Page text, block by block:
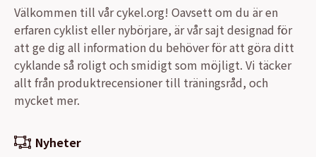
Välkommen till vår cykel.org! Oavsett om du är en
erfaren cyklist eller nybörjare, är vår sajt designad för
att ge dig all information du behöver för att göra ditt
cyklande så roligt och smidigt som möjligt. Vi täcker
allt från produktrecensioner till träningsråd, och
mycket mer.
Nyheter